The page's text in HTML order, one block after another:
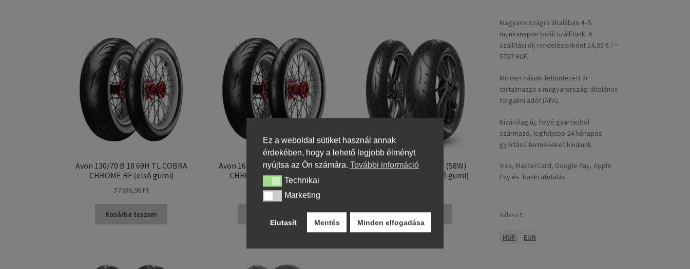
Avon 130/70 B 18 69H TL COBRA
CHROME RF (első gumi)
57036,96 Ft
Kosárba teszem
Avon 160/70 B 17 79V TL COBRA
CHROME XL (hátsó gumi)
71500,32 Ft
Metzeler 120/70 ZR 17 (58W)
ROADTEC 02 M TL (első gumi)
Kosárba teszem
Magyarországra általában 4–5
munkanapon belül szállítunk. A
szállítási díj rendelésenként 14,95 € / ~
5737 HUF.
Minden nálunk feltüntetett ár
tartalmazza a magyarországi általános
forgalmi adót (ÁFA).
Kizárólag új, folyó gyártásból
származó, legfeljebb 24 hónapos
gyártású termékeket kínálunk.
Visa, MasterCard, Google Pay, Apple
Pay és banki átutalás.
Választ:
HUF EUR
Ez a weboldal sütiket használ annak
érdekében, hogy a lehető legjobb élményt
nyújtsa az Ön számára. További információ
TechnikaiTechnikai
MarketingMarketing
Elutasít Mentés Minden elfogadása